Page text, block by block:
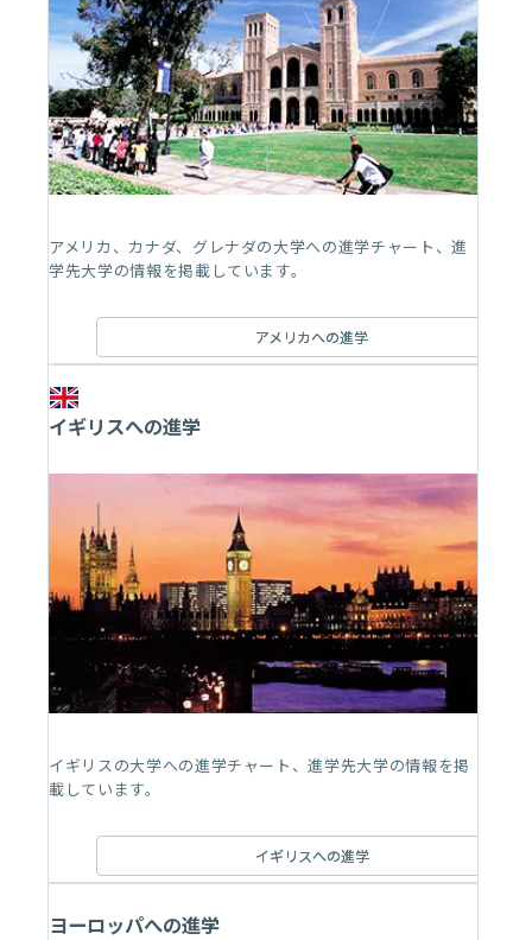
アメリカ、カナダ、グレナダの大学への進学チャート、進
学先大学の情報を掲載しています。
アメリカへの進学
イギリスへの進学
イギリスの大学への進学チャート、進学先大学の情報を掲
載しています。
イギリスへの進学
ヨーロッパへの進学